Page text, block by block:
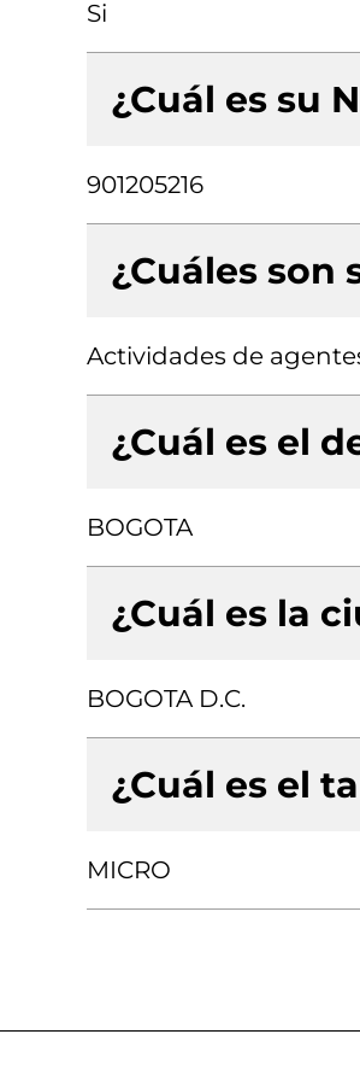
Si
¿Cuál es su
901205216
¿Cuáles son
Actividades de
¿Cuál es el
BOGOTA
¿Cuál es la
BOGOTA D.C.
¿Cuál es el
MICRO